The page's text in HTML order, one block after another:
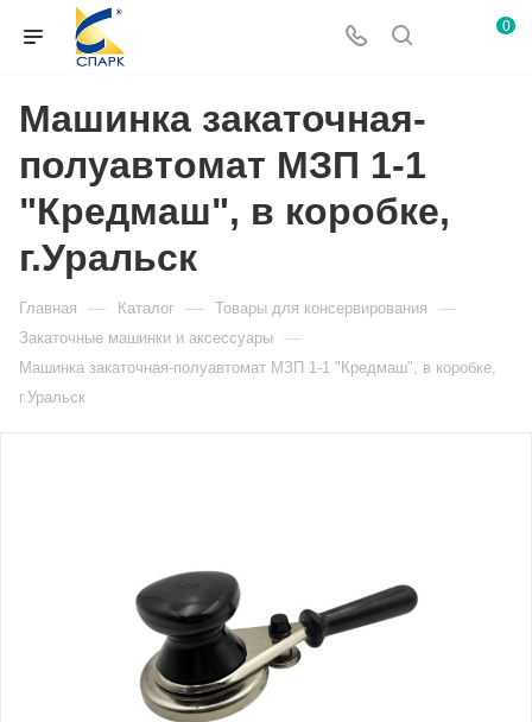
0
Машинка закаточная-
полуавтомат МЗП 1-1
"Кредмаш", в коробке,
г.Уральск
Главная — Каталог — Товары для консервирования —
Закаточные машинки и аксессуары —
Машинка закаточная-полуавтомат МЗП 1-1 "Кредмаш", в коробке,
г.Уральск